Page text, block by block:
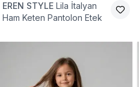
EREN STYLE Lila İtalyan
Ham Keten Pantolon Etek